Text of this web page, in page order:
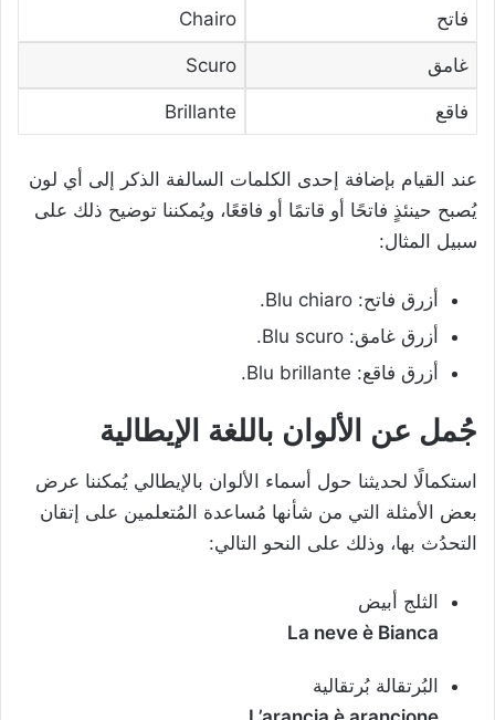
فاتح Chairo
غامق Scuro
فاقع Brillante
عند القيام بإضافة إحدى الكلمات السالفة الذكر إلى أي لون
يُصبح حينئذٍ فاتحًا أو قاتمًا أو فاقعًا، ويُمكننا توضيح ذلك على
سبيل المثال:
أزرق فاتح: Blu chiaro.
أزرق غامق: Blu scuro.
أزرق فاقع: Blu brillante.
جُمل عن الألوان باللغة الإيطالية
استكمالًا لحديثنا حول أسماء الألوان بالإيطالي يُمكننا عرض
بعض الأمثلة التي من شأنها مُساعدة المُتعلمين على إتقان
التحدُث بها، وذلك على النحو التالي:
الثلج أبيض
La neve è Bianca
البُرتقالة بُرتقالية